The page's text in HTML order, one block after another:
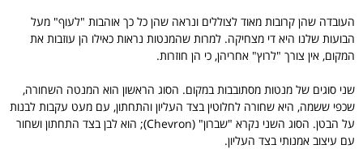
העובדה שהן קרובות מאוד לצוללים ונראה שהן כל כך אוהבות "לעוף" מעל
הבועות שלנו היא די מצחיקה. למרות שהמנטות נראות כאילו הן עוזבות את
המקום, אין צורך "לרוץ" אחריהן, כי הן חוזרות.
שני סוגים של מנטות מסתובבות במקום. הסוג הראשון הוא המנטה השחורה,
שכפי ששמה, היא שחורה לחלוטין בצד העליון והתחתון, עם מעט עקבות לבנות
על הבטן. הסוג השני נקרא "שברון" (Chevron); הוא לבן בצד התחתון ושחור
עם עיצוב אמנותי בצד העליון.